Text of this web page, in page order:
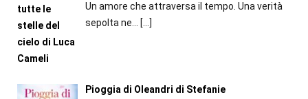
Un amore che attraversa il tempo. Una verità
sepolta ne...
[…]
Pioggia di Oleandri di Stefanie